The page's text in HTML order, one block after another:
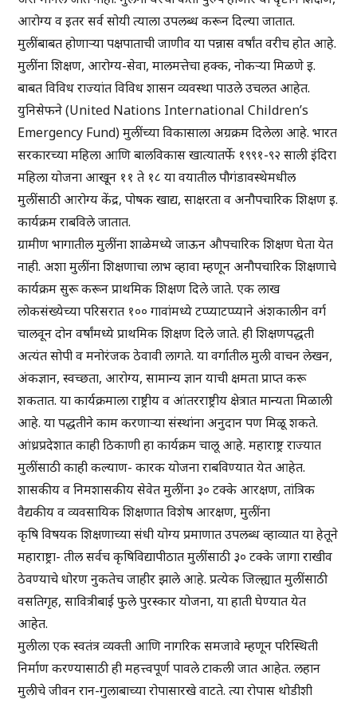
आरोग्य व इतर सर्व सोयी त्याला उपलब्ध करून दिल्या जातात.
मुलींबाबत होणाऱ्या पक्षपाताची जाणीव या पन्नास वर्षांत वरीच होत आहे.
मुलींना शिक्षण, आरोग्य-सेवा, मालमत्तेचा हक्क, नोकऱ्या मिळणे इ.
बाबत विविध राज्यांत विविध शासन व्यवस्था पाउले उचलत आहेत.
युनिसेफने (United Nations International Children’s
Emergency Fund) मुलींच्या विकासाला अग्रक्रम दिलेला आहे. भारत
सरकारच्या महिला आणि बालविकास खात्यातर्फे १९९१-९२ साली इंदिरा
महिला योजना आखून ११ ते १८ या वयातील पौगंडावस्थेमधील
मुलींसाठी आरोग्य केंद्र, पोषक खाद्य, साक्षरता व अनौपचारिक शिक्षण इ.
कार्यक्रम राबविले जातात.
ग्रामीण भागातील मुलींना शाळेमध्ये जाऊन औपचारिक शिक्षण घेता येत
नाही. अशा मुलींना शिक्षणाचा लाभ व्हावा म्हणून अनौपचारिक शिक्षणाचे
कार्यक्रम सुरू करून प्राथमिक शिक्षण दिले जाते. एक लाख
लोकसंख्येच्या परिसरात १०० गावांमध्ये टप्प्याटप्प्याने अंशकालीन वर्ग
चालवून दोन वर्षांमध्ये प्राथमिक शिक्षण दिले जाते. ही शिक्षणपद्धती
अत्यंत सोपी व मनोरंजक ठेवावी लागते. या वर्गातील मुली वाचन लेखन,
अंकज्ञान, स्वच्छता, आरोग्य, सामान्य ज्ञान याची क्षमता प्राप्त करू
शकतात. या कार्यक्रमाला राष्ट्रीय व आंतरराष्ट्रीय क्षेत्रात मान्यता मिळाली
आहे. या पद्धतीने काम करणाऱ्या संस्थांना अनुदान पण मिळू शकते.
आंध्रप्रदेशात काही ठिकाणी हा कार्यक्रम चालू आहे. महाराष्ट्र राज्यात
मुलींसाठी काही कल्याण- कारक योजना राबविण्यात येत आहेत.
शासकीय व निमशासकीय सेवेत मुलींना ३० टक्के आरक्षण, तांत्रिक
वैद्यकीय व व्यवसायिक शिक्षणात विशेष आरक्षण, मुलींना
कृषि विषयक शिक्षणाच्या संधी योग्य प्रमाणात उपलब्ध व्हाव्यात या हेतूने
महाराष्ट्रा- तील सर्वच कृषिविद्यापीठात मुलींसाठी ३० टक्के जागा राखीव
ठेवण्याचे धोरण नुकतेच जाहीर झाले आहे. प्रत्येक जिल्ह्यात मुलींसाठी
वसतिगृह, सावित्रीबाई फुले पुरस्कार योजना, या हाती घेण्यात येत
आहेत.
मुलीला एक स्वतंत्र व्यक्ती आणि नागरिक समजावे म्हणून परिस्थिती
निर्माण करण्यासाठी ही महत्त्वपूर्ण पावले टाकली जात आहेत. लहान
मुलीचे जीवन रान-गुलाबाच्या रोपासारखे वाटते. त्या रोपास थोडीशी